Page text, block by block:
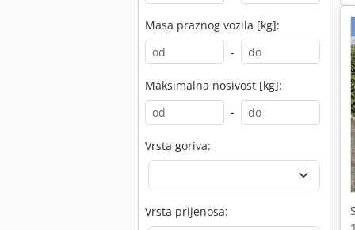
Masa praznog vozila [kg]:
-
Maksimalna nosivost [kg]:
-
Vrsta goriva:
Vrsta prijenosa: